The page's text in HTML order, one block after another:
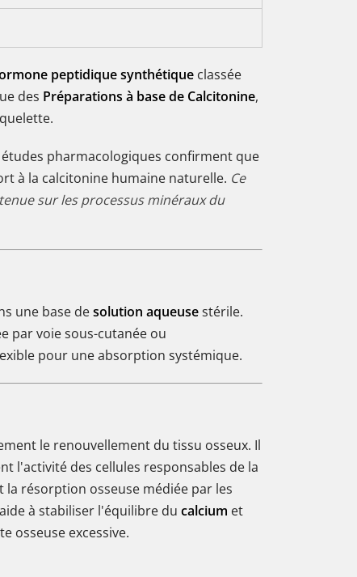
peptidique synthétique classée
des Préparations à base de Calcitonine,
pharmacologiques confirment que
à la calcitonine humaine naturelle. Ce
sur les processus minéraux du
une base desolution aqueusestérile.
par voie sous-cutanée ou
pour une absorption systémique.
le renouvellement du tissu osseux. Il
l'activité des cellules responsables de la
résorption osseuse médiée par les
à stabiliser l'équilibre du calcium et
osseuse excessive.